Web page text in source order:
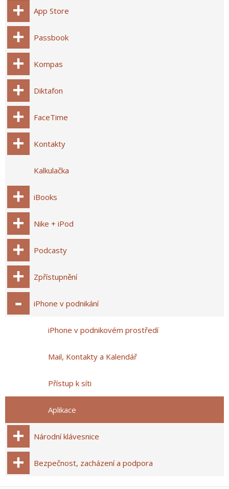
App Store
Passbook
Kompas
Diktafon
FaceTime
Kontakty
Kalkulačka
iBooks
Nike + iPod
Podcasty
Zpřístupnění
iPhone v podnikání
iPhone v podnikovém prostředí
Mail, Kontakty a Kalendář
Přístup k síti
Aplikace
Národní klávesnice
Bezpečnost, zacházení a podpora